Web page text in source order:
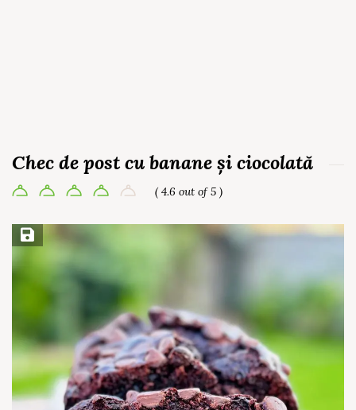
Chec de post cu banane și ciocolată
( 4.6 out of 5 )
Save Recipe